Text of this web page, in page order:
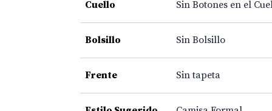
Cuello Sin Botones en el
Bolsillo Sin Bolsillo
Frente Sin tapeta